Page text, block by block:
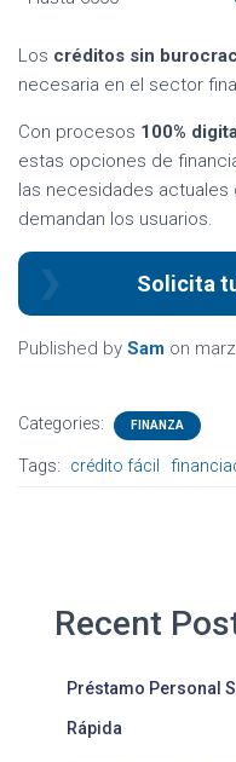
Los créditos sin
necesaria en el sector
Con procesos 100%
estas opciones de
las necesidades
demandan los usuarios.
Solicita
Published by Sam on
Categories: FINANZA
Tags: crédito fácil
Recent
Préstamo Personal
Rápida